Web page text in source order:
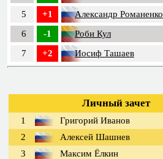
5
+1 Александр Романенко
6
-1 Роби Кул
7
+2 Иосиф Ташаев
Личный зачет
1 Григорий Иванов
2
Алексей Шашнев
3
Максим Ёлкин